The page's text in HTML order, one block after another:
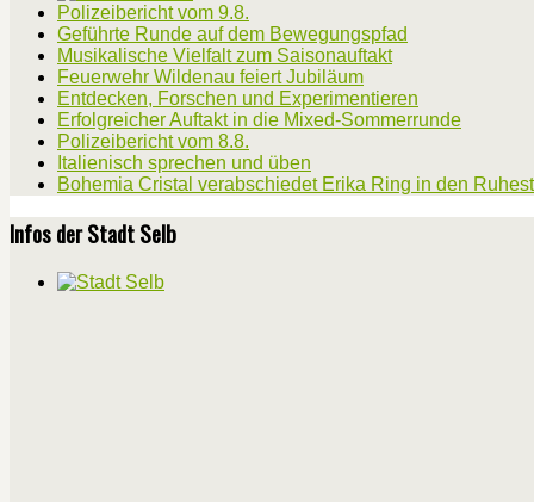
Polizeibericht vom 9.8.
Geführte Runde auf dem Bewegungspfad
Musikalische Vielfalt zum Saisonauftakt
Feuerwehr Wildenau feiert Jubiläum
Entdecken, Forschen und Experimentieren
Erfolgreicher Auftakt in die Mixed-Sommerrunde
Polizeibericht vom 8.8.
Italienisch sprechen und üben
Bohemia Cristal verabschiedet Erika Ring in den
Infos der Stadt Selb